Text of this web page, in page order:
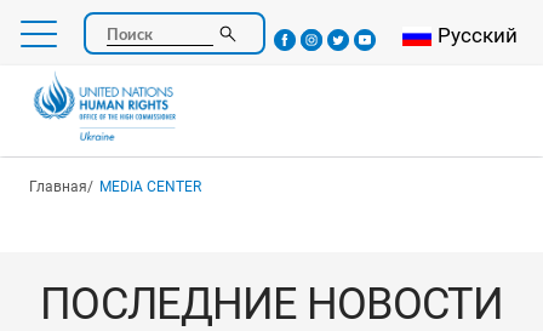
Перейти
основному
содержанию
Поиск Select your
Русский
Строка навигации
Главная MEDIA CENTER
ПОСЛЕДНИЕ НОВОСТИ